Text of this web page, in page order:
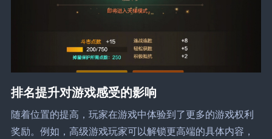
排名提升对游戏感受的影响
随着位置的提高，玩家在游戏中体验到了更多的游戏权利
奖励。例如，高级游戏玩家可以解锁更高端的具体内容，